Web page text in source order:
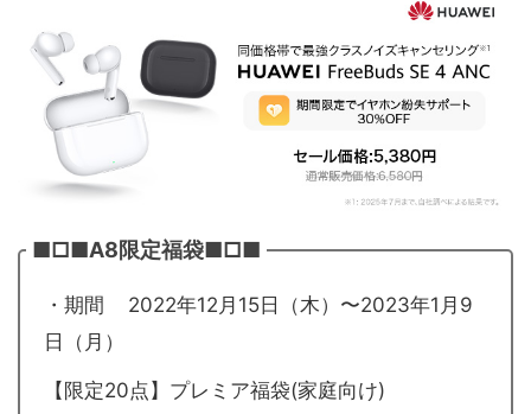
■□■A8限定福袋■□■
・期間 2022年12月15日（木）〜2023年1月9
日（月）
【限定20点】プレミア福袋(家庭向け)